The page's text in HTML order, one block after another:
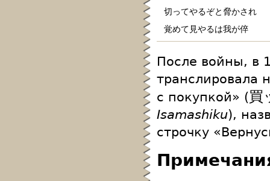
切ってやるぞと脅かされ
覚めて見やるは我が倅
После войны, в
транслировала
с покупкой» (買
Isamashiku),
строчку